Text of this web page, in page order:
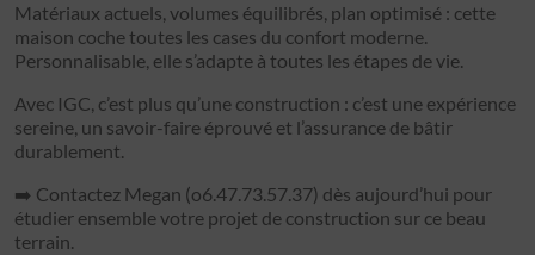
Matériaux actuels, volumes équilibrés, plan optimisé : cette
maison coche toutes les cases du confort moderne.
Personnalisable, elle s’adapte à toutes les étapes de vie.
Avec IGC, c’est plus qu’une construction : c’est une expérience
sereine, un savoir-faire éprouvé et l’assurance de bâtir
durablement.
➡️ Contactez Megan (o6.47.73.57.37) dès aujourd’hui pour
étudier ensemble votre projet de construction sur ce beau
terrain.